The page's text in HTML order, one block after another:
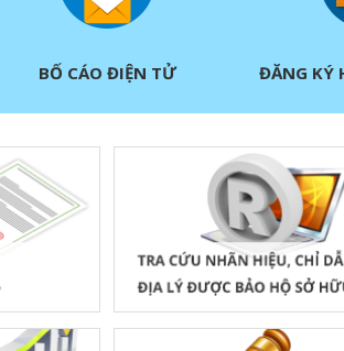
BỐ CÁO ĐIỆN TỬ ĐĂNG KÝ